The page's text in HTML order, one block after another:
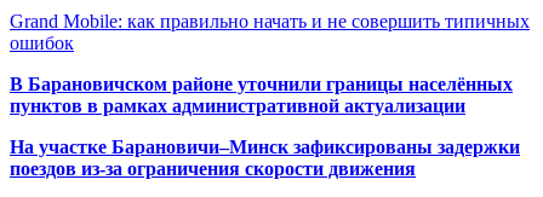
Grand Mobile: как правильно начать и не совершить типичных
ошибок
В Барановичском районе уточнили границы населённых
пунктов в рамках административной актуализации
На участке Барановичи–Минск зафиксированы задержки
поездов из-за ограничения скорости движения